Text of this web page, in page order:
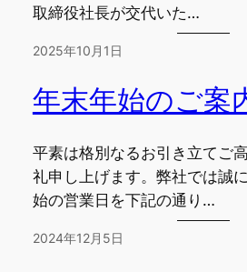
取締役社長が交代いた…
2025年10月1日
年末年始のご案
平素は格別なるお引き立てご
礼申し上げます。弊社では誠
始の営業日を下記の通り…
2024年12月5日